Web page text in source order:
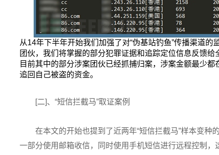
从14年下半年开始我们加强了对“伪基站钓鱼”传播渠道
团伙，我们将掌握的部分犯罪证据和追踪定位信息反馈
目前其中的部分涉案团伙已经抓捕归案，涉案金额最少
追回自己被盗的资金。
[二]、“短信拦截马”取证案例
在本文的开始也提到了近两年“短信拦截马”样本变种
一部分使用邮箱收信，同时使用手机短信进行远程控制